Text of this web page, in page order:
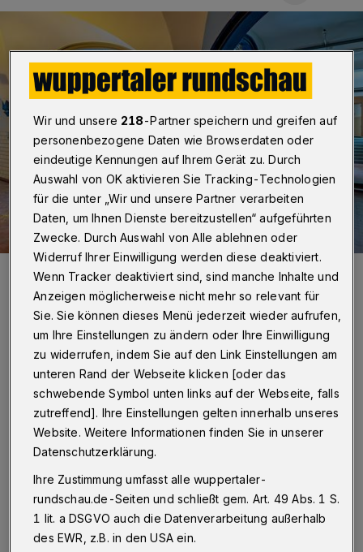
Projektleiterin Stefanie Hentrich auf der Baustelle im ersten
Obergeschoss des denkmalgeschützten Altbaus.
Foto: Stadt Wuppertal, GMW/Frank Buetz
N eben einigen Rampen sind dafür fünf
Aufzüge nötig. Bisher gab es keinen.
zu zeigen, welche Klimmzüge wir machen
müssen, um in unseren Gebäuden
Barrierefreiheit herzustellen“, so Mirja
Wir und unsere 218-Partner speichern und greifen auf
personenbezogene Daten wie Browserdaten oder
eindeutige Kennungen auf Ihrem Gerät zu. Durch
Auswahl von OK aktivieren Sie Tracking-Technologien
für die unter „Wir und unsere Partner verarbeiten
Daten, um Ihnen Dienste bereitzustellen“ aufgeführten
Zwecke. Durch Auswahl von Alle ablehnen oder
Widerruf Ihrer Einwilligung werden diese deaktiviert.
Wenn Tracker deaktiviert sind, sind manche Inhalte und
Anzeigen möglicherweise nicht mehr so relevant für
Sie. Sie können dieses Menü jederzeit wieder aufrufen,
um Ihre Einstellungen zu ändern oder Ihre Einwilligung
zu widerrufen, indem Sie auf den Link Einstellungen am
unteren Rand der Webseite klicken [oder das
schwebende Symbol unten links auf der Webseite, falls
zutreffend]. Ihre Einstellungen gelten innerhalb unseres
Website. Weitere Informationen finden Sie in unserer
Datenschutzerklärung.
Ihre Zustimmung umfasst alle wuppertaler-
rundschau.de-Seiten und schließt gem. Art. 49 Abs. 1 S.
1 lit. a DSGVO auch die Datenverarbeitung außerhalb
des EWR, z.B. in den USA ein.